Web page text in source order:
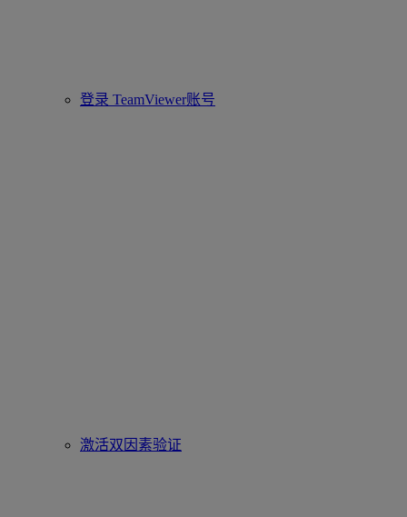
登录 TeamViewer账号
激活双因素验证